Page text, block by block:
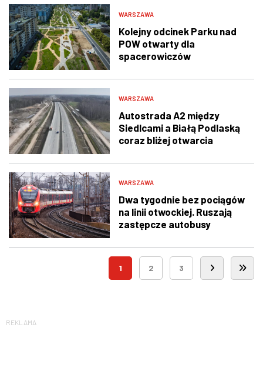
WARSZAWA
Kolejny odcinek Parku nad
POW otwarty dla
spacerowiczów
WARSZAWA
Autostrada A2 między
Siedlcami a Białą Podlaską
coraz bliżej otwarcia
WARSZAWA
Dwa tygodnie bez pociągów
na linii otwockiej. Ruszają
zastępcze autobusy
1 2 3
REKLAMA